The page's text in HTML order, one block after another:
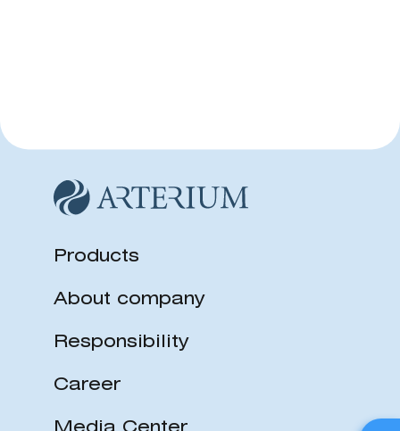
Products
About company
Responsibility
Career